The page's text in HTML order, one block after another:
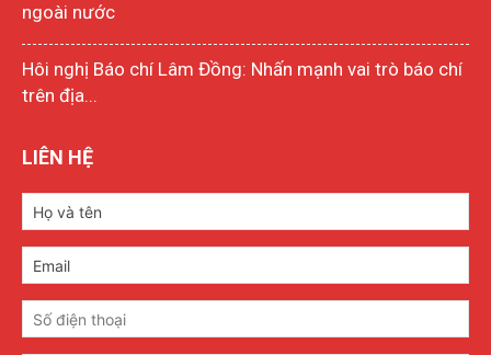
ngoài nước
Hôi nghị Báo chí Lâm Đồng: Nhấn mạnh vai trò báo chí
trên địa...
LIÊN HỆ